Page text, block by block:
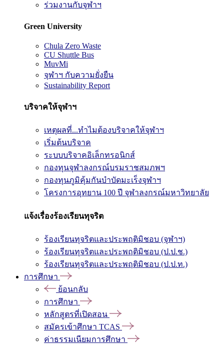
ร่วมงานกับจุฬาฯ
Green University
Chula Zero Waste
CU Shuttle Bus
MuvMi
จุฬาฯ กับความยั่งยืน
Sustainability Report
บริจาคให้จุฬาฯ
เหตุผลที่...ทำไมต้องบริจาคให้จุฬาฯ
เริ่มต้นบริจาค
ระบบบริจาคอิเล็กทรอนิกส์
กองทุนจุฬาลงกรณ์บรมราชสมภพฯ
กองทุนภูมิคุ้มกันบำบัดมะเร็งจุฬาฯ
โครงการอุทยาน 100 ปี จุฬาลงกรณ์มหาวิทยาลัย
แจ้งเรื่องร้องเรียนทุจริต
ร้องเรียนทุจริตและประพฤติมิชอบ (จุฬาฯ)
ร้องเรียนทุจริตและประพฤติมิชอบ (ป.ป.ช.)
ร้องเรียนทุจริตและประพฤติมิชอบ (ป.ป.ท.)
การศึกษา
ย้อนกลับ
การศึกษา
หลักสูตรที่เปิดสอน
สมัครเข้าศึกษา TCAS
ค่าธรรมเนียมการศึกษา